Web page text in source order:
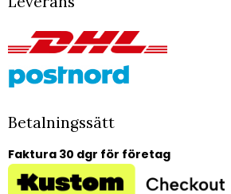
Betalningssätt
Faktura 30 dgr för företag